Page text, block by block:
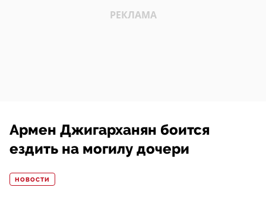
Армен Джигарханян боится
ездить на могилу дочери
НОВОСТИ